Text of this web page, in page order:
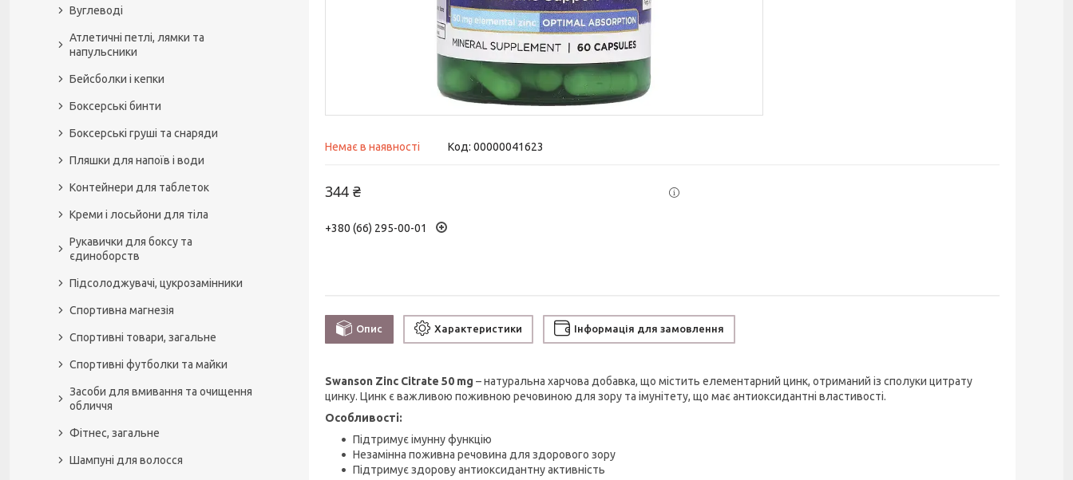
Немає в наявності Код: 00000041623
344 ₴
+380 (66) 295-00-01
Опис Характеристики Інформація для замовлення
Swanson Zinc Citrate 50 mg – натуральна харчова добавка, що містить елементарний цинк, отриманий із сполуки цитрату
цинку. Цинк є важливою поживною речовиною для зору та імунітету, що має антиоксидантні властивості.
Особливості:
Підтримує імунну функцію
Незамінна поживна речовина для здорового зору
Підтримує здорову антиоксидантну активність
Вуглеводі
Атлетичні петлі, лямки та
напульсники
Бейсболки і кепки
Боксерські бинти
Боксерські груші та снаряди
Пляшки для напоїв і води
Контейнери для таблеток
Креми і лосьйони для тіла
Рукавички для боксу та
єдиноборств
Підсолоджувачі, цукрозамінники
Спортивна магнезія
Спортивні товари, загальне
Спортивні футболки та майки
Засоби для вмивання та очищення
обличчя
Фітнес, загальне
Шампуні для волосся